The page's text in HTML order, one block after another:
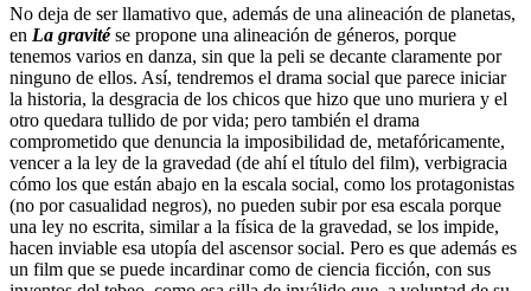
No deja de ser llamativo que, además de una alineación de planetas,
en La gravitése propone una alineación de géneros, porque
tenemos varios en danza, sin que la peli se decante claramente por
ninguno de ellos. Así, tendremos el drama social que parece iniciar
la historia, la desgracia de los chicos que hizo que uno muriera y el
otro quedara tullido de por vida; pero también el drama
comprometido que denuncia la imposibilidad de, metafóricamente,
vencer a la ley de la gravedad (de ahí el título del film), verbigracia
cómo los que están abajo en la escala social, como los protagonistas
(no por casualidad negros), no pueden subir por esa escala porque
una ley no escrita, similar a la física de la gravedad, se los impide,
hacen inviable esa utopía del ascensor social. Pero es que además es
un film que se puede incardinar como de ciencia ficción, con sus